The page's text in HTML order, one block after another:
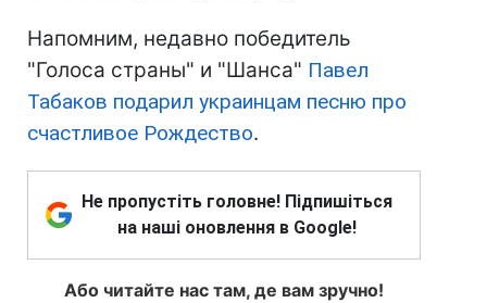
Напомним, недавно победитель
"Голоса страны" и "Шанса" Павел
Табаков подарил украинцам песню про
счастливое Рождество.
Не пропустіть головне! Підпишіться
на наші оновлення в Google!
Або читайте нас там, де вам зручно!